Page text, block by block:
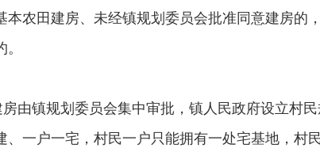
农田建房、未经镇规划委员会批准同意建房的
由镇规划委员会集中审批，镇人民政府设立村
一户一宅，村民一户只能拥有一处宅基地，村